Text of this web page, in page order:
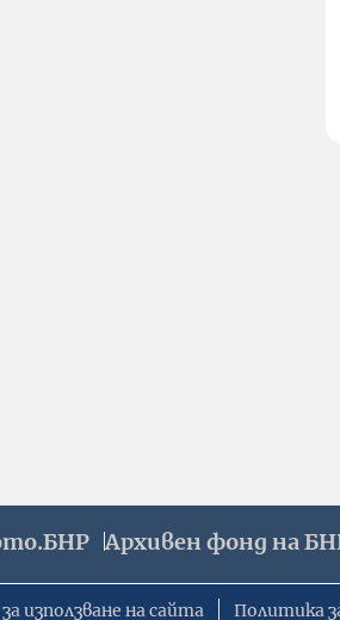
Архивен фонд на
използване на сайта Политика